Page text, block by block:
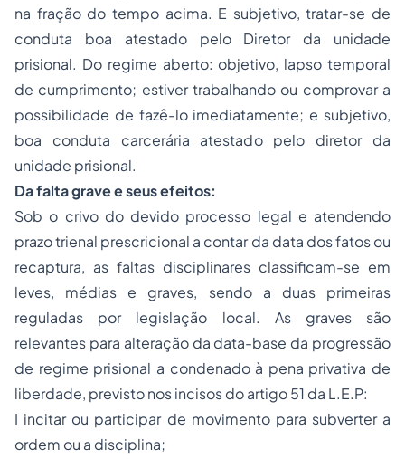
na fração do tempo acima. E subjetivo, tratar-se de
conduta boa atestado pelo Diretor da unidade
prisional. Do regime aberto: objetivo, lapso temporal
de cumprimento; estiver trabalhando ou comprovar a
possibilidade de fazê-lo imediatamente; e subjetivo,
boa conduta carcerária atestado pelo diretor da
unidade prisional.
Da falta grave e seus efeitos:
Sob o crivo do devido processo legal e atendendo
prazo trienal prescricional a contar da data dos fatos ou
recaptura, as faltas disciplinares classificam-se em
leves, médias e graves, sendo a duas primeiras
reguladas por legislação local. As graves são
relevantes para alteração da data-base da progressão
de regime prisional a condenado à pena privativa de
liberdade, previsto nos incisos do artigo 51 da L.E.P:
I incitar ou participar de movimento para subverter a
ordem ou a disciplina;